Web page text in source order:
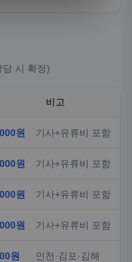
시 확정)
비고
원 기사+유류비 포함
원 기사+유류비 포함
원 기사+유류비 포함
원 기사+유류비 포함
원 인천·김포·김해